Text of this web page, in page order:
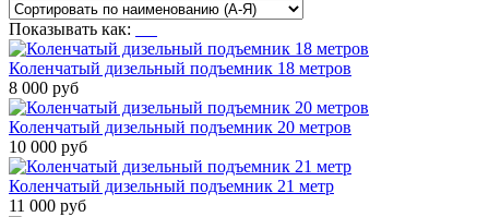
Показывать как:
Коленчатый дизельный подъемник 18 метров
8 000 руб
Коленчатый дизельный подъемник 20 метров
10 000 руб
Коленчатый дизельный подъемник 21 метр
11 000 руб